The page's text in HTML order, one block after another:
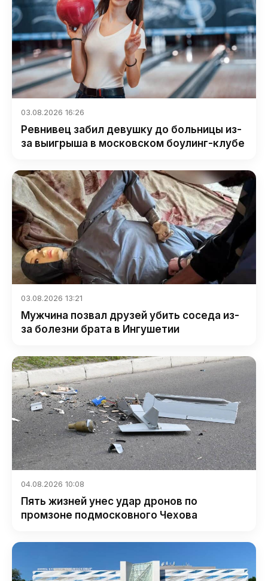
03.08.2026 16:26
Ревнивец забил девушку до больницы из-
за выигрыша в московском боулинг-клубе
03.08.2026 13:21
Мужчина позвал друзей убить соседа из-
за болезни брата в Ингушетии
04.08.2026 10:08
Пять жизней унес удар дронов по
промзоне подмосковного Чехова